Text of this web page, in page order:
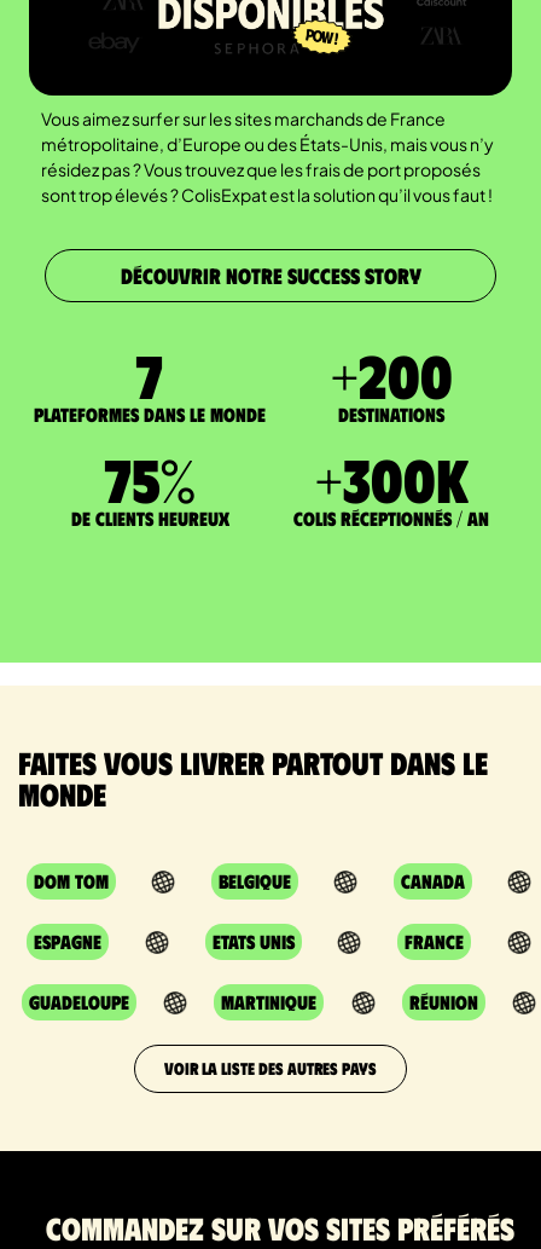
Vous aimez surfer sur les sites marchands de France
métropolitaine, d’Europe ou des États-Unis, mais vous n’y
résidez pas ? Vous trouvez que les frais de port proposés
sont trop élevés ? ColisExpat est la solution qu’il vous faut !
DÉCOUVRIR NOTRE SUCCESS STORY
7
Plateformes dans le monde
+200
DESTINATIONS
75%
de clients heureux
+300K
Colis réceptionnés / an
Faites vous livrer partout dans le
monde
DOM TOM Belgique Canada
Espagne Etats Unis France
Guadeloupe Martinique Réunion
VOIR LA LISTE DES AUTRES PAYS
Commandez sur vos sites préférés